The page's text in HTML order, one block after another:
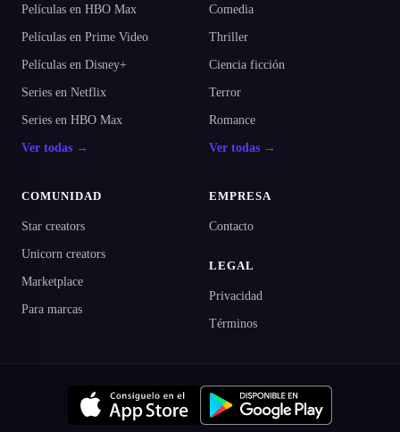
Películas en HBO Max
Películas en Prime Video
Películas en Disney+
Series en Netflix
Series en HBO Max
Ver todas →
Comedia
Thriller
Ciencia ficción
Terror
Romance
Ver todas →
COMUNIDAD
Star creators
Unicorn creators
Marketplace
Para marcas
EMPRESA
Contacto
LEGAL
Privacidad
Términos